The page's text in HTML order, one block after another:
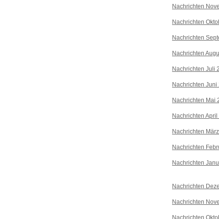
Nachrichten
Nachrichten
Nachrichten
Nachrichten
Nachrichten Juli
Nachrichten Juni
Nachrichten Mai
Nachrichten
Nachrichten
Nachrichten
Nachrichten
Nachrichten
Nachrichten
Nachrichten